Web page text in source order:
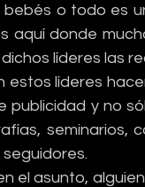
o todo es
aquí donde
líderes las
estos líderes
publicidad y no
seminarios,
el asunto,